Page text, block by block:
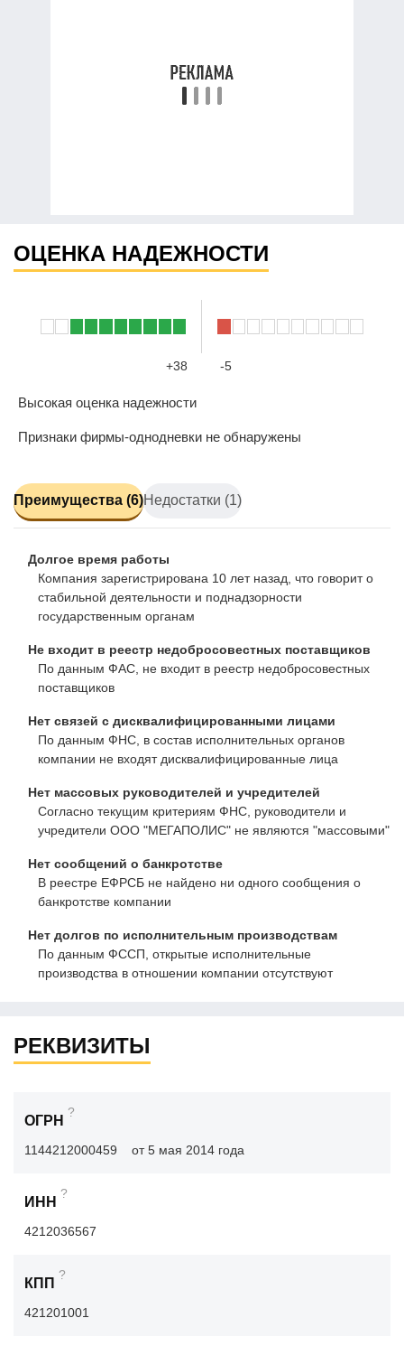
ОЦЕНКА НАДЕЖНОСТИ
+38 -5
Высокая оценка надежности
Признаки фирмы-однодневки не обнаружены
Преимущества (6)Недостатки (1)
Долгое время работы
Компания зарегистрирована 10 лет назад, что говорит о
стабильной деятельности и поднадзорности
государственным органам
Не входит в реестр недобросовестных поставщиков
По данным ФАС, не входит в реестр недобросовестных
поставщиков
Нет связей с дисквалифицированными лицами
По данным ФНС, в состав исполнительных органов
компании не входят дисквалифицированные лица
Нет массовых руководителей и учредителей
Согласно текущим критериям ФНС, руководители и
учредители ООО "МЕГАПОЛИС" не являются "массовыми"
Нет сообщений о банкротстве
В реестре ЕФРСБ не найдено ни одного сообщения о
банкротстве компании
Нет долгов по исполнительным производствам
По данным ФССП, открытые исполнительные
производства в отношении компании отсутствуют
РЕКВИЗИТЫ
ОГРН
?
1144212000459 от 5 мая 2014 года
ИНН
?
4212036567
КПП
?
421201001